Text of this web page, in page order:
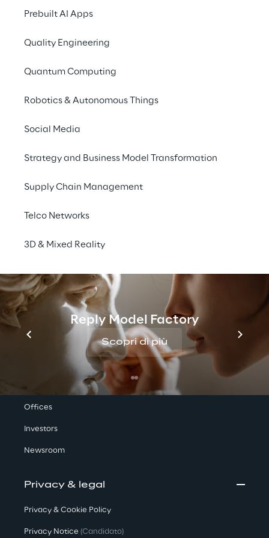
Prebuilt AI Apps
Quality Engineering
Quantum Computing
Robotics & Autonomous Things
Social Media
Strategy and Business Model Transformation
Supply Chain Management
Telco Networks
3D & Mixed Reality
Reply Model Factory
Scopri di più
all'evento:Creating ideas from anywhere
Discover more
Company Profile
Offices
Investors
Newsroom
Privacy & legal
Privacy & Cookie Policy
Privacy Notice (Candidato)